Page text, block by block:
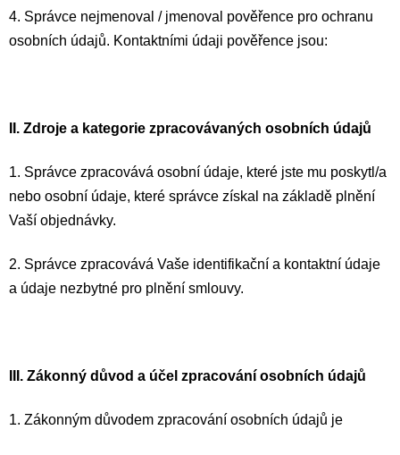
4. Správce nejmenoval / jmenoval pověřence pro ochranu
osobních údajů. Kontaktními údaji pověřence jsou:
II. Zdroje a kategorie zpracovávaných osobních údajů
1. Správce zpracovává osobní údaje, které jste mu poskytl/a
nebo osobní údaje, které správce získal na základě plnění
Vaší objednávky.
2. Správce zpracovává Vaše identifikační a kontaktní údaje
a údaje nezbytné pro plnění smlouvy.
III. Zákonný důvod a účel zpracování osobních údajů
1. Zákonným důvodem zpracování osobních údajů je